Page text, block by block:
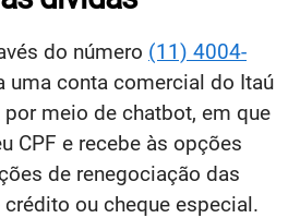
do número (11) 4004-
uma conta comercial do Itaú
meio de chatbot, em que
CPF e recebe às opções
de renegociação das
ou cheque especial.